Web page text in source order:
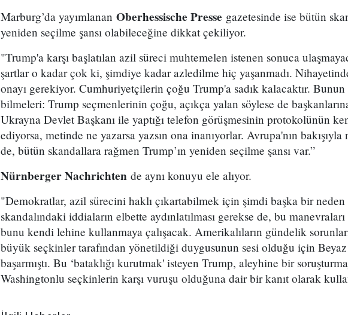
Marburg’da yayımlanan Oberhessische Presse gazetesinde ise bütün
yeniden seçilme şansı olabileceğine dikkat çekiliyor.
"Trump'a karşı başlatılan azil süreci muhtemelen istenen sonuca
şartlar o kadar çok ki, şimdiye kadar azledilme hiç yaşanmadı.
onayı gerekiyor. Cumhuriyetçilerin çoğu Trump'a sadık kalacaktır.
bilmeleri: Trump seçmenlerinin çoğu, açıkça yalan söylese de
Ukrayna Devlet Başkanı ile yaptığı telefon görüşmesinin protokolünün
ediyorsa, metinde ne yazarsa yazsın ona inanıyorlar. Avrupa'nın
de, bütün skandallara rağmen Trump’ın yeniden seçilme şansı var.”
Nürnberger Nachrichten de aynı konuyu ele alıyor.
"Demokratlar, azil sürecini haklı çıkartabilmek için şimdi başka bir neden
skandalındaki iddiaların elbette aydınlatılması gerekse de, bu
bunu kendi lehine kullanmaya çalışacak. Amerikalıların gündelik
büyük seçkinler tarafından yönetildiği duygusunun sesi olduğu için
başarmıştı. Bu ‘bataklığı kurutmak' isteyen Trump, aleyhine bir
Washingtonlu seçkinlerin karşı vuruşu olduğuna dair bir kanıt olarak